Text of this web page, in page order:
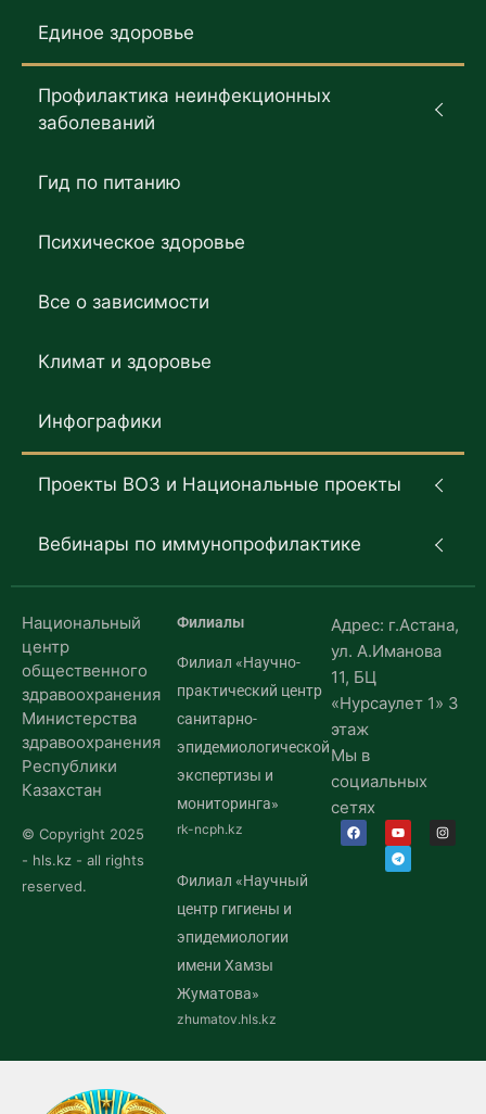
Единое здоровье
Профилактика неинфекционных
заболеваний
Гид по питанию
Психическое здоровье
Все о зависимости
Климат и здоровье
Инфографики
Проекты ВОЗ и Национальные проекты
Вебинары по иммунопрофилактике
Национальный
центр
общественного
здравоохранения
Министерства
здравоохранения
Республики
Казахстан
© Copyright 2025
- hls.kz - all rights
reserved.
Филиалы
Филиал «Научно-
практический центр
санитарно-
эпидемиологической
экспертизы и
мониторинга»
rk-ncph.kz
Филиал «Научный
центр гигиены и
эпидемиологии
имени Хамзы
Жуматова»
zhumatov.hls.kz
Адрес: г.Астана,
ул. А.Иманова
11, БЦ
«Нурсаулет 1» 3
этаж
Мы в
социальных
сетях